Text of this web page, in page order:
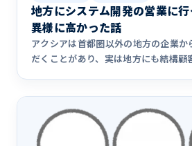
地方にシステム開発の営業に
異様に高かった話
アクシアは首都圏以外の地方の企業か
だくことがあり、実は地方にも結構顧